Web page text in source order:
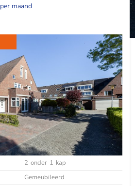
per maand
2-onder-1-kap
Gemeubileerd